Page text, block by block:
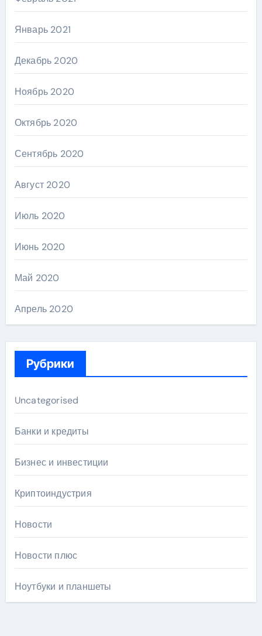
Январь 2021
Декабрь 2020
Ноябрь 2020
Октябрь 2020
Сентябрь 2020
Август 2020
Июль 2020
Июнь 2020
Май 2020
Апрель 2020
Рубрики
Uncategorised
Банки и кредиты
Бизнес и инвестиции
Криптоиндустрия
Новости
Новости плюс
Ноутбуки и планшеты